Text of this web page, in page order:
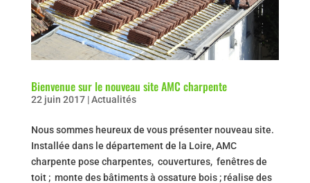
Bienvenue sur le nouveau site AMC charpente
22 juin 2017|Actualités
Nous sommes heureux de vous présenter nouveau site.
Installée dans le département de la Loire, AMC
charpente pose charpentes, couvertures, fenêtres de
toit ; monte des bâtiments à ossature bois ; réalise des